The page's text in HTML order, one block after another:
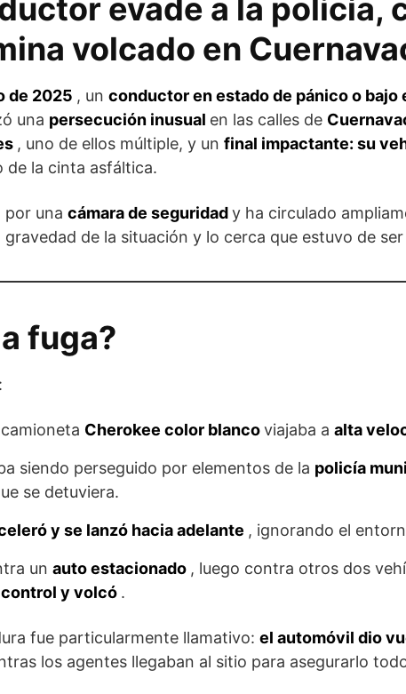
evade a la policía,
volcado en
de 2025 , un conductor en estado de pánico o
una persecución inusual en las calles de
, uno de ellos múltiple, y un final impactante: su
de la cinta asfáltica.
por una cámara de seguridady ha circulado
gravedad de la situación y lo cerca que estuvo de
fuga?
Cherokee color blancoviajaba a alta
siendo perseguido por elementos de la policía
se detuviera.
y se lanzó hacia adelante , ignorando el
un auto estacionado , luego contra otros dos
y volcó .
fue particularmente llamativo: el automóvil dio
los agentes llegaban al sitio para asegurarlo